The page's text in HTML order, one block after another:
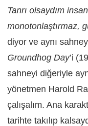
Tanrı olsaydım
monotonlaştırmaz,
diyor ve aynı
Groundhog Day’i
sahneyi diğeriyle
yönetmen Harold
çalışalım. Ana
tarihte takılıp